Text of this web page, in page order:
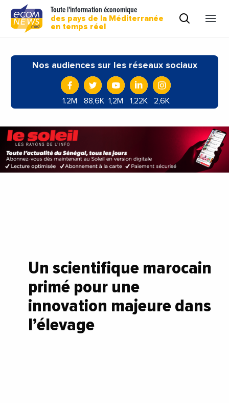
Toute l'information économique
des pays de la Méditerranée
en temps réel
Nos audiences sur les réseaux sociaux
1.2M 88,6K 1,2M 1,22K 2,6K
Un scientifique marocain
primé pour une
innovation majeure dans
l’élevage